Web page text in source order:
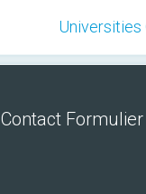
Universities
Contact Formulier